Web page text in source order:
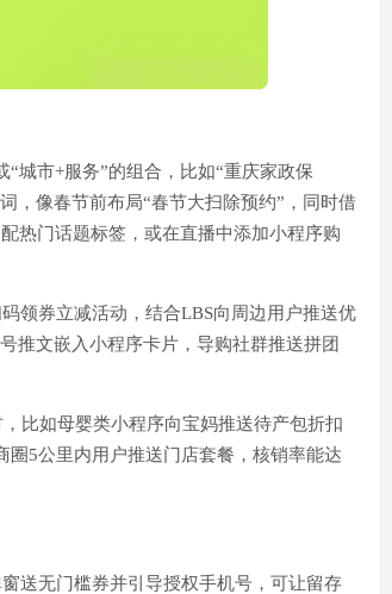
城市+服务”的组合，比如“重庆家政保
，像春节前布局“春节大扫除预约”，同时借
热门话题标签，或在直播中添加小程序购
领券立减活动，结合LBS向周边用户推送优
推文嵌入小程序卡片，导购社群推送拼团
比如母婴类小程序向宝妈推送待产包折扣
圈5公里内用户推送门店套餐，核销率能达
送无门槛券并引导授权手机号，可让留存